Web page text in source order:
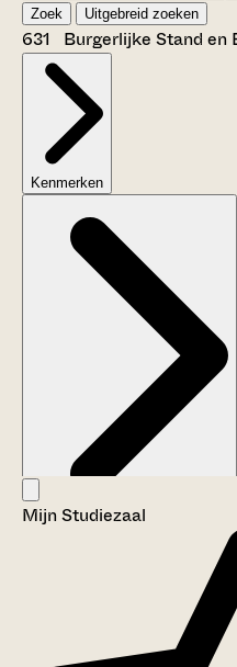
Zoek Uitgebreid zoeken
631 Burgerlijke Stand en
Kenmerken
Aanwijzingen voor de gebruiker
Mijn Studiezaal